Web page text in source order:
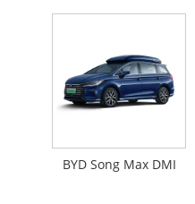
BYD Song Max DMI